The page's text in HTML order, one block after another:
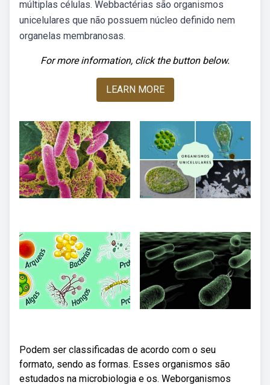
múltiplas células. Webbactérias são organismos
unicelulares que não possuem núcleo definido nem
organelas membranosas.
For more information, click the button below.
LEARN MORE
Podem ser classificadas de acordo com o seu
formato, sendo as formas. Esses organismos são
estudados na microbiologia e os. Weborganismos